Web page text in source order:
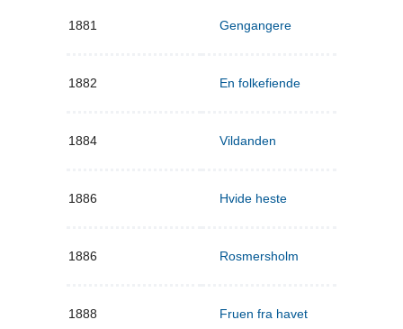
1881 Gengangere
1882 En folkefiende
1884 Vildanden
1886 Hvide heste
1886 Rosmersholm
1888 Fruen fra havet